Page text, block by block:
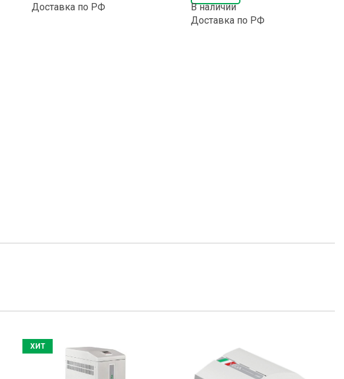
Доставка по РФ
В наличии
Доставка по РФ
ХИТ